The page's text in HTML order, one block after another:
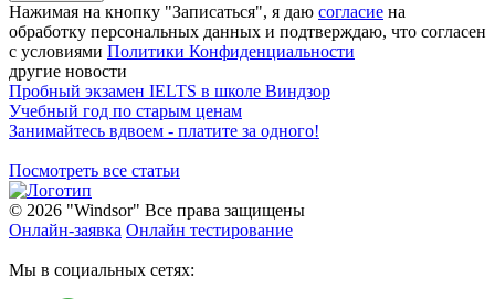
Нажимая на кнопку "Записаться", я даю согласие на
обработку персональных данных и подтверждаю, что согласен
с условиями Политики Конфиденциальности
другие новости
Пробный экзамен IELTS в школе Виндзор
Учебный год по старым ценам
Занимайтесь вдвоем - платите за одного!
Посмотреть все статьи
© 2026 "Windsor" Все права защищены
Онлайн-заявка Онлайн тестирование
Мы в социальных сетях: